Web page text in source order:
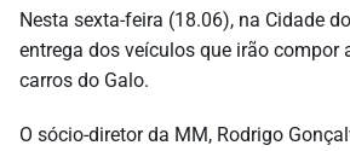
Nesta sexta-feira (18.06), na Cidade
entrega dos veículos que irão compor
carros do Galo.
O sócio-diretor da MM, Rodrigo